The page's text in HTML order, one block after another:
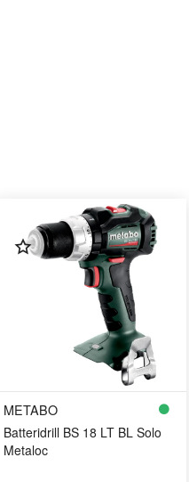
METABO
Batteridrill BS 18 LT BL Solo
Metaloc